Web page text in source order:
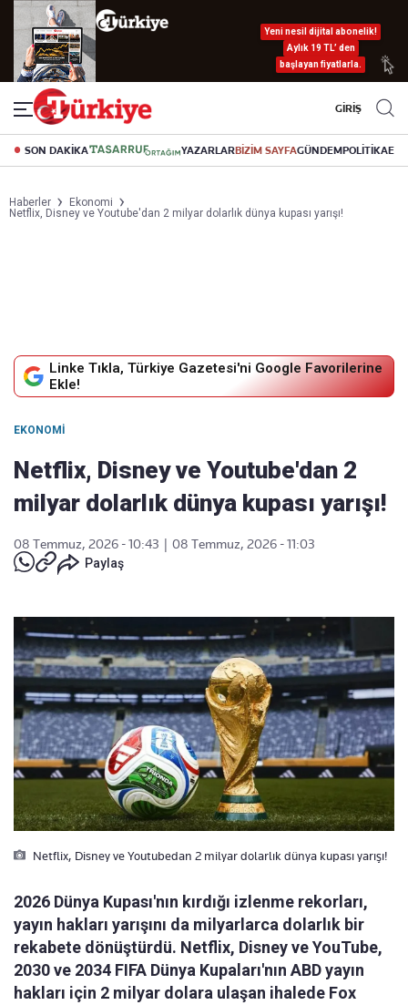
Yeni nesil dijital abonelik!
Aylık 19 TL’ den
başlayan fiyatlarla.
GİRİŞ
SON DAKİKA YAZARLARBİZİM SAYFAGÜNDEMPOLİTİKA
Haberler
Ekonomi
Netflix, Disney ve Youtube'dan 2 milyar dolarlık dünya kupası yarışı!
Linke Tıkla, Türkiye Gazetesi'ni Google Favorilerine
Ekle!
EKONOMI
Netflix, Disney ve Youtube'dan 2
milyar dolarlık dünya kupası yarışı!
08 Temmuz, 2026 - 10:43
08 Temmuz, 2026 - 11:03
Paylaş
Netflix, Disney ve Youtubedan 2 milyar dolarlık dünya kupası yarışı!
2026 Dünya Kupası'nın kırdığı izlenme rekorları,
yayın hakları yarışını da milyarlarca dolarlık bir
rekabete dönüştürdü. Netflix, Disney ve YouTube,
2030 ve 2034 FIFA Dünya Kupaları'nın ABD yayın
hakları için 2 milyar dolara ulaşan ihalede Fox